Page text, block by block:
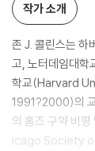
작가 소개
존 J. 콜린스는
고, 노터데임대
학교(Har­vard
1991?2000)의
의 홈즈 구약 비
icago Society